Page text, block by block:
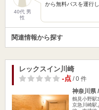
40代 男
性
から無料バスを運行
関連情報から探す
レックスイン川崎
-点/ 0 件
神奈川県
鶴見小野駅
京急川崎駅